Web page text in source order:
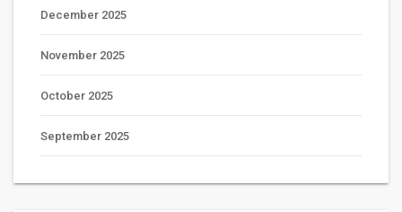
December 2025
November 2025
October 2025
September 2025